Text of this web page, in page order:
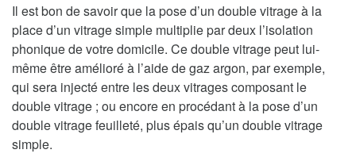
Il est bon de savoir que la pose d’un double vitrage à la
place d’un vitrage simple multiplie par deux l’isolation
phonique de votre domicile. Ce double vitrage peut lui-
même être amélioré à l’aide de gaz argon, par exemple,
qui sera injecté entre les deux vitrages composant le
double vitrage ; ou encore en procédant à la pose d’un
double vitrage feuilleté, plus épais qu’un double vitrage
simple.